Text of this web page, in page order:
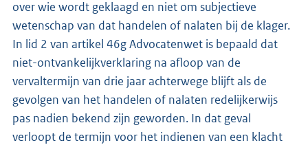
over wie wordt geklaagd en niet om subjectieve
wetenschap van dat handelen of nalaten bij de klager.
In lid 2 van artikel 46g Advocatenwet is bepaald dat
niet-ontvankelijkverklaring na afloop van de
vervaltermijn van drie jaar achterwege blijft als de
gevolgen van het handelen of nalaten redelijkerwijs
pas nadien bekend zijn geworden. In dat geval
verloopt de termijn voor het indienen van een klacht